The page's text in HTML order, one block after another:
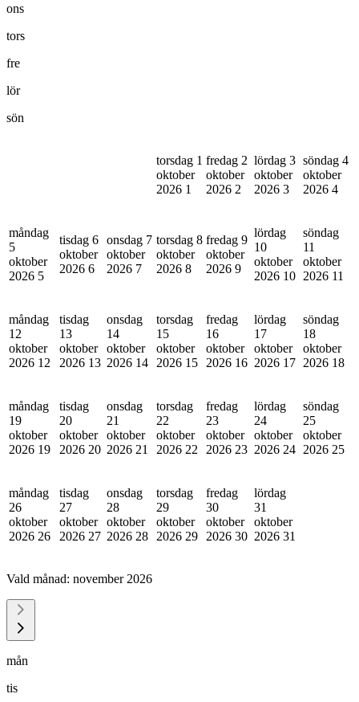
ons
tors
fre
lör
sön
torsdag 1
oktober
2026 1
fredag 2
oktober
2026 2
lördag 3
oktober
2026 3
söndag 4
oktober
2026 4
måndag
5
oktober
2026 5
tisdag 6
oktober
2026 6
onsdag 7
oktober
2026 7
torsdag 8
oktober
2026 8
fredag 9
oktober
2026 9
lördag
10
oktober
2026 10
söndag
11
oktober
2026 11
måndag
12
oktober
2026 12
tisdag
13
oktober
2026 13
onsdag
14
oktober
2026 14
torsdag
15
oktober
2026 15
fredag
16
oktober
2026 16
lördag
17
oktober
2026 17
söndag
18
oktober
2026 18
måndag
19
oktober
2026 19
tisdag
20
oktober
2026 20
onsdag
21
oktober
2026 21
torsdag
22
oktober
2026 22
fredag
23
oktober
2026 23
lördag
24
oktober
2026 24
söndag
25
oktober
2026 25
måndag
26
oktober
2026 26
tisdag
27
oktober
2026 27
onsdag
28
oktober
2026 28
torsdag
29
oktober
2026 29
fredag
30
oktober
2026 30
lördag
31
oktober
2026 31
Vald månad: november 2026
mån
tis